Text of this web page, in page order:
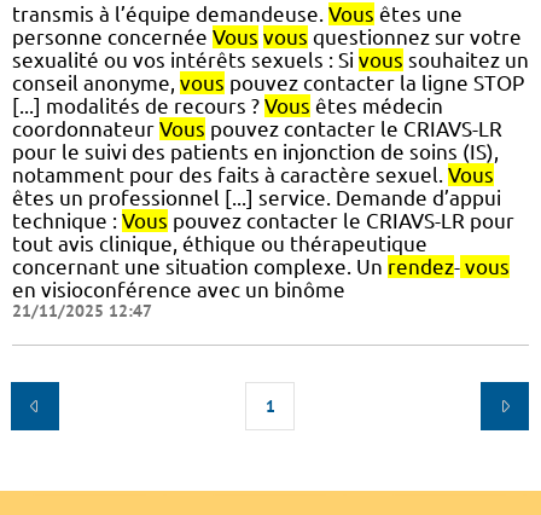
transmis à l’équipe demandeuse. Vous êtes une
personne concernée Vous vous questionnez sur votre
sexualité ou vos intérêts sexuels : Si vous souhaitez un
conseil anonyme, vous pouvez contacter la ligne STOP
[...] modalités de recours ? Vous êtes médecin
coordonnateur Vous pouvez contacter le CRIAVS-LR
pour le suivi des patients en injonction de soins (IS),
notamment pour des faits à caractère sexuel. Vous
êtes un professionnel [...] service. Demande d’appui
technique : Vous pouvez contacter le CRIAVS-LR pour
tout avis clinique, éthique ou thérapeutique
concernant une situation complexe. Un rendez- vous
en visioconférence avec un binôme
21/11/2025 12:47
1